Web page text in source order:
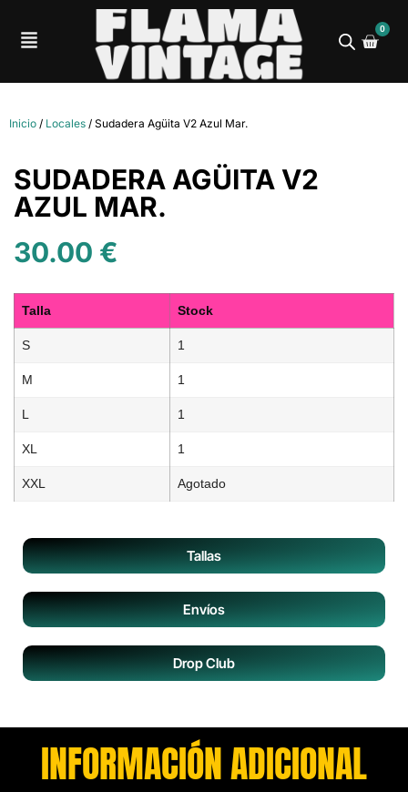
0
Inicio / Locales / Sudadera Agüita V2 Azul Mar.
SUDADERA AGÜITA V2
AZUL MAR.
30.00 €
Talla Stock
S 1
M 1
L 1
XL 1
XXL Agotado
Tallas
Envíos
Drop Club
INFORMACIÓN ADICIONAL